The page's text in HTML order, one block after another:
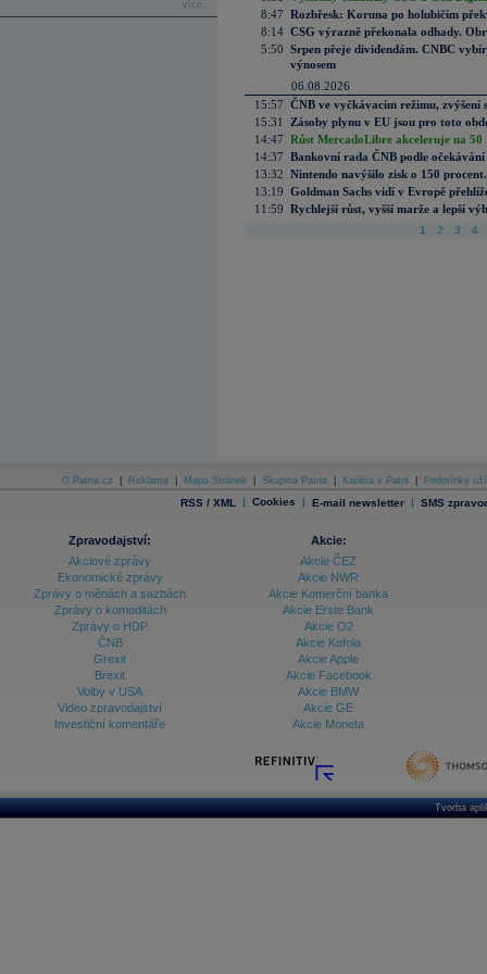
více...
8:47 Rozbřesk: Koruna po holubičím
8:14 CSG výrazně překonala odhady.
5:50 Srpen přeje dividendám. CNBC
výnosem
06.08.2026
15:57 ČNB ve vyčkávacím režimu, zvýšení
15:31
Zásoby plynu v EU jsou pro toto
14:47 Růst MercadoLibre akceleruje na
14:37 Bankovní rada ČNB podle
13:32 Nintendo navýšilo zisk o 150
13:19 Goldman Sachs vidí v Evropě
11:59 Rychlejší růst, vyšší marže a lepší
1 2 3 4
O Patria.cz Reklama Mapa Stránek Skupina Patria Kariéra v Patrii Podmínky
RSS / XML | Cookies | E-mail newsletter | SMS
Zpravodajství:
Akciové zprávy
Ekonomické zprávy
Zprávy o měnách a sazbách
Zprávy o komoditách
Zprávy o HDP
ČNB
Grexit
Brexit
Volby v USA
Video zpravodajství
Investiční komentáře
Akcie:
Akcie ČEZ
Akcie NWR
Akcie Komerční banka
Akcie Erste Bank
Akcie O2
Akcie Kofola
Akcie Apple
Akcie Facebook
Akcie BMW
Akcie GE
Akcie Moneta
Tvorba